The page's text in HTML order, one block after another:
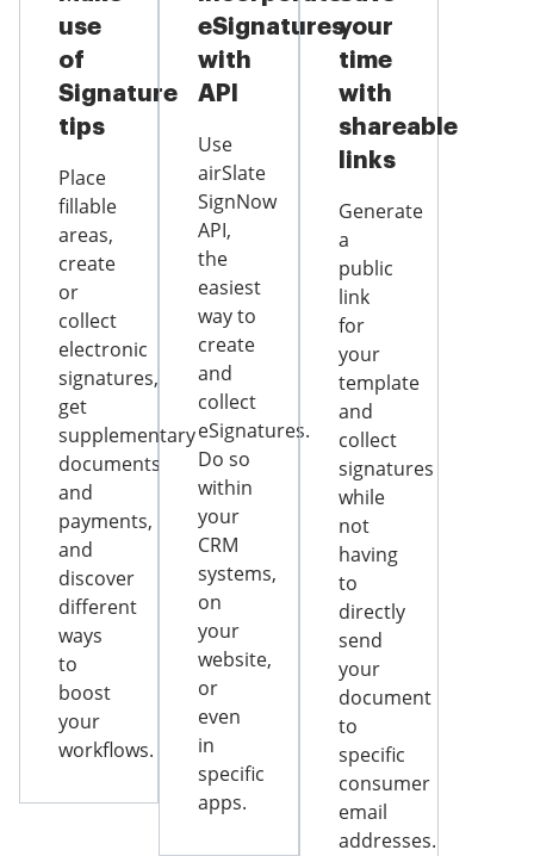
use
of
Signature
tips
Place
fillable
areas,
create
or
collect
electronic
signatures,
get
supplementary
documents
and
payments,
and
discover
different
ways
to
boost
your
workflows.
eSignatures
with
API
Use
airSlate
SignNow
API,
the
easiest
way to
create
and
collect
eSignatures.
Do so
within
your
CRM
systems,
on
your
website,
or
even
in
specific
apps.
your
time
with
shareable
links
Generate
a
public
link
for
your
template
and
collect
signatures
while
not
having
to
directly
send
your
document
to
specific
consumer
email
addresses.